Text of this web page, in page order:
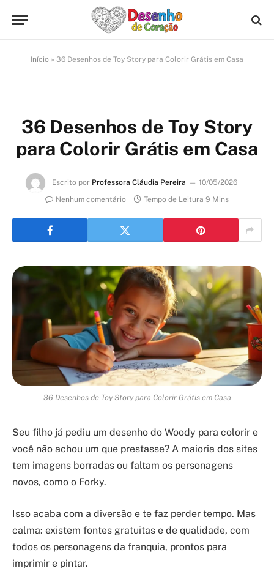
Início » 36 Desenhos de Toy Story para Colorir Grátis em Casa
36 Desenhos de Toy Story
para Colorir Grátis em Casa
Escrito por Professora Cláudia Pereira
10/05/2026
Nenhum comentário
Tempo de Leitura 9 Mins
36 Desenhos de Toy Story para Colorir Grátis em Casa
Seu filho já pediu um desenho do Woody para colorir e
você não achou um que prestasse? A maioria dos sites
tem imagens borradas ou faltam os personagens
novos, como o Forky.
Isso acaba com a diversão e te faz perder tempo. Mas
calma: existem fontes gratuitas e de qualidade, com
todos os personagens da franquia, prontos para
imprimir e pintar.